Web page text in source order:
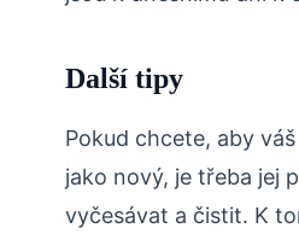
Další tipy
Pokud chcete, aby
jako nový, je třeba jej
vyčesávat a čistit. K